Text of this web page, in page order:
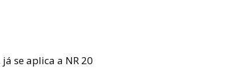
se aplica a NR 20